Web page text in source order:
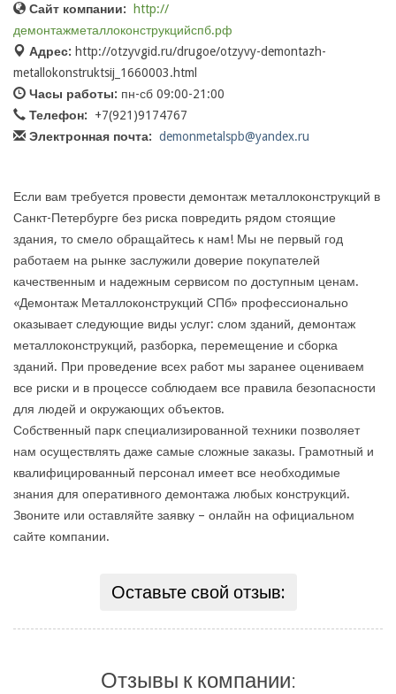
Сайт компании:
http://
демонтажметаллоконструкцийспб.рф
Адрес: http://otzyvgid.ru/drugoe/otzyvy-demontazh-
metallokonstruktsij_1660003.html
Часы работы: пн-сб 09:00-21:00
Телефон:
+7(921)9174767
Электронная почта: demonmetalspb@yandex.ru
Если вам требуется провести демонтаж металлоконструкций в
Санкт-Петербурге без риска повредить рядом стоящие
здания, то смело обращайтесь к нам! Мы не первый год
работаем на рынке заслужили доверие покупателей
качественным и надежным сервисом по доступным ценам.
«Демонтаж Металлоконструкций СПб» профессионально
оказывает следующие виды услуг: слом зданий, демонтаж
металлоконструкций, разборка, перемещение и сборка
зданий. При проведение всех работ мы заранее оцениваем
все риски и в процессе соблюдаем все правила безопасности
для людей и окружающих объектов.
Собственный парк специализированной техники позволяет
нам осуществлять даже самые сложные заказы. Грамотный и
квалифицированный персонал имеет все необходимые
знания для оперативного демонтажа любых конструкций.
Звоните или оставляйте заявку – онлайн на официальном
сайте компании.
Оставьте свой отзыв:
Отзывы к компании: